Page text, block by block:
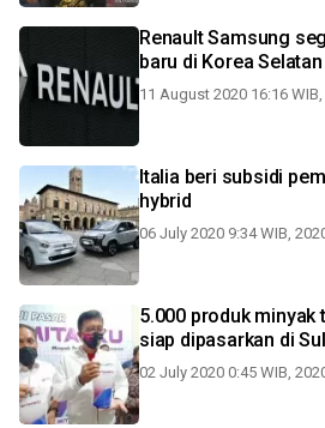
Renault Samsung
baru di Korea Selatan
11 August 2020 16:16
Italia beri subsidi
hybrid
06 July 2020 9:34 WIB,
5.000 produk minyak
siap dipasarkan di
02 July 2020 0:45 WIB,